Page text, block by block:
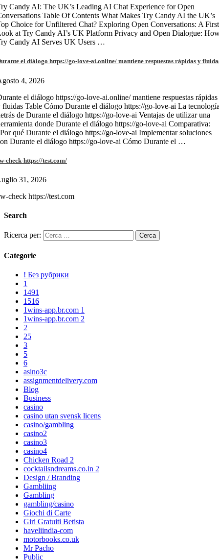
Candy AI: The UK’s Leading AI Chat Experience for Open
Table Of Contents What Makes Try Candy AI the UK’s
Choice for Unfiltered Chat? Exploring Open Conversations: A First
at Try Candy AI’s UK Platform Privacy and Open Dialogue:
Candy AI Serves UK Users …
el diálogo https://go-love-ai.online/ mantiene respuestas rápidas y
4, 2026
el diálogo https://go-love-ai.online/ mantiene respuestas rápidas
fluidas Table Cómo Durante el diálogo https://go-love-ai La
de Durante el diálogo https://go-love-ai Ventajas de utilizar una
donde Durante el diálogo https://go-love-ai Comparativa:
qué Durante el diálogo https://go-love-ai Implementar soluciones
Durante el diálogo https://go-love-ai Cómo Durante el …
check-https://test.com/
31, 2026
check https://test.com
Search
Ricerca per:
Categorie
! Без рубрики
1
1491
1516
1wins-app.br.com 1
1wins-app.br.com 2
2
25
3
5
6
asino3c
assignmentdelivery.com
Blog
Business
casino
casino utan svensk licens
casino/gambling
casino2
casino3
casino4
Chicken Road 2
cocktailsndreams.co.in 2
Design / Branding
Gambliing
Gambling
gambling/casino
Giochi di Carte
Giri Gratuiti Betista
haveliindia-com
motorbooks.co.uk
Mr Pacho
Public